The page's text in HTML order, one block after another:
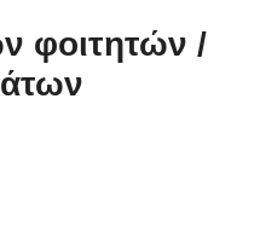
φοιτητών /